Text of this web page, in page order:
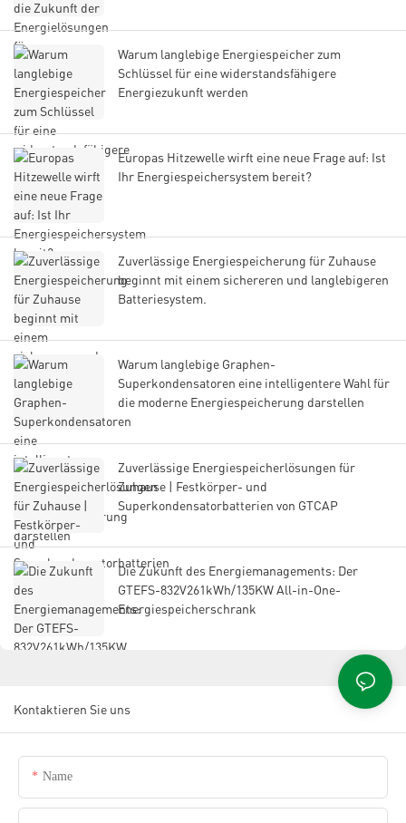
Warum langlebige Energiespeicher zum
Schlüssel für eine widerstandsfähigere
Energiezukunft werden
Europas Hitzewelle wirft eine neue Frage auf: Ist
Ihr Energiespeichersystem bereit?
Zuverlässige Energiespeicherung für Zuhause
beginnt mit einem sichereren und langlebigeren
Batteriesystem.
Warum langlebige Graphen-
Superkondensatoren eine intelligentere Wahl für
die moderne Energiespeicherung darstellen
Zuverlässige Energiespeicherlösungen für
Zuhause | Festkörper- und
Superkondensatorbatterien von GTCAP
Die Zukunft des Energiemanagements: Der
GTEFS-832V261kWh/135KW All-in-One-
Energiespeicherschrank
Kontaktieren Sie uns
Name